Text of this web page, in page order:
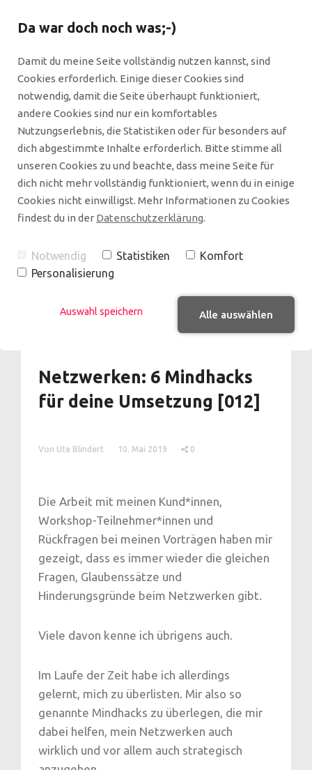
Shares
Netzwerken: 6 Mindhacks
für deine Umsetzung [012]
Von Ute Blindert 10. Mai 2019 0
Die Arbeit mit meinen Kund*innen,
Workshop-Teilnehmer*innen und
Rückfragen bei meinen Vorträgen haben mir
gezeigt, dass es immer wieder die gleichen
Fragen, Glaubenssätze und
Hinderungsgründe beim Netzwerken gibt.
Viele davon kenne ich übrigens auch.
Im Laufe der Zeit habe ich allerdings
gelernt, mich zu überlisten. Mir also so
genannte Mindhacks zu überlegen, die mir
dabei helfen, mein Netzwerken auch
wirklich und vor allem auch strategisch
Da war doch noch was;-)
Damit du meine Seite vollständig nutzen kannst, sind
Cookies erforderlich. Einige dieser Cookies sind
notwendig, damit die Seite überhaupt funktioniert,
andere Cookies sind nur ein komfortables
Nutzungserlebnis, die Statistiken oder für besonders auf
dich abgestimmte Inhalte erforderlich. Bitte stimme all
unseren Cookies zu und beachte, dass meine Seite für
dich nicht mehr vollständig funktioniert, wenn du in einige
Cookies nicht einwilligst. Mehr Informationen zu Cookies
findest du in der Datenschutzerklärung.
Notwendig Statistiken
Komfort
Personalisierung
Auswahl speichern Alle auswählen